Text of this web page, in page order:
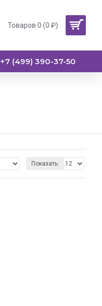
Товаров 0 (0 ₽)
+7 (499) 390-37-50
Показать: